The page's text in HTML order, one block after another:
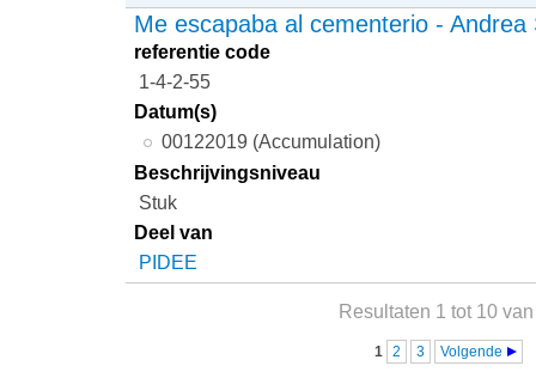
Me escapaba al cementerio - Andrea
referentie code
1-4-2-55
Datum(s)
00122019 (Accumulation)
Beschrijvingsniveau
Stuk
Deel van
PIDEE
Resultaten 1 tot 10
1 2 3 Volgende